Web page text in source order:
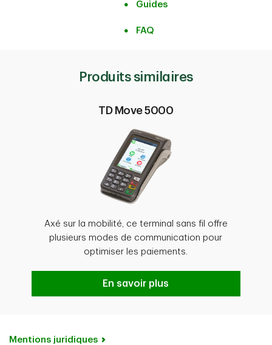
Guides
FAQ
Produits similaires
TD Move 5000
Axé sur la mobilité, ce terminal sans fil offre
plusieurs modes de communication pour
optimiser les paiements.
TD Move 5000
En savoir plus
Mentions juridiques